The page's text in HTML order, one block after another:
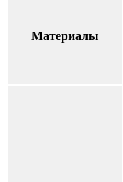
Материалы